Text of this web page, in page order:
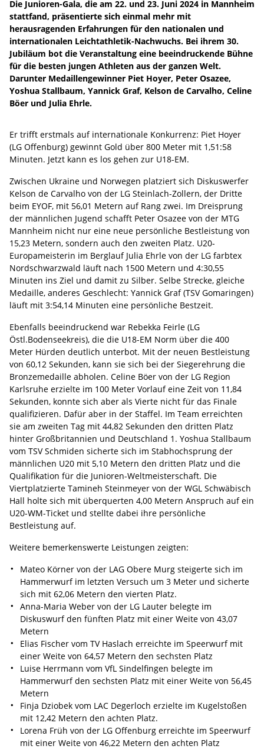
Die Junioren-Gala, die am 22. und 23. Juni 2024 in Mannheim
stattfand, präsentierte sich einmal mehr mit
herausragenden Erfahrungen für den nationalen und
internationalen Leichtathletik-Nachwuchs. Bei ihrem 30.
Jubiläum bot die Veranstaltung eine beeindruckende Bühne
für die besten jungen Athleten aus der ganzen Welt.
Darunter Medaillengewinner Piet Hoyer, Peter Osazee,
Yoshua Stallbaum, Yannick Graf, Kelson de Carvalho, Celine
Böer und Julia Ehrle.
Er trifft erstmals auf internationale Konkurrenz: Piet Hoyer
(LG Offenburg) gewinnt Gold über 800 Meter mit 1,51:58
Minuten. Jetzt kann es los gehen zur U18-EM.
Zwischen Ukraine und Norwegen platziert sich Diskuswerfer
Kelson de Carvalho von der LG Steinlach-Zollern, der Dritte
beim EYOF, mit 56,01 Metern auf Rang zwei. Im Dreisprung
der männlichen Jugend schafft Peter Osazee von der MTG
Mannheim nicht nur eine neue persönliche Bestleistung von
15,23 Metern, sondern auch den zweiten Platz. U20-
Europameisterin im Berglauf Julia Ehrle von der LG farbtex
Nordschwarzwald läuft nach 1500 Metern und 4:30,55
Minuten ins Ziel und damit zu Silber. Selbe Strecke, gleiche
Medaille, anderes Geschlecht: Yannick Graf (TSV Gomaringen)
läuft mit 3:54,14 Minuten eine persönliche Bestzeit.
Ebenfalls beeindruckend war Rebekka Feirle (LG
Östl.Bodenseekreis), die die U18-EM Norm über die 400
Meter Hürden deutlich unterbot. Mit der neuen Bestleistung
von 60,12 Sekunden, kann sie sich bei der Siegerehrung die
Bronzemedaille abholen. Celine Böer von der LG Region
Karlsruhe erzielte im 100 Meter Vorlauf eine Zeit von 11,84
Sekunden, konnte sich aber als Vierte nicht für das Finale
qualifizieren. Dafür aber in der Staffel. Im Team erreichten
sie am zweiten Tag mit 44,82 Sekunden den dritten Platz
hinter Großbritannien und Deutschland 1. Yoshua Stallbaum
vom TSV Schmiden sicherte sich im Stabhochsprung der
männlichen U20 mit 5,10 Metern den dritten Platz und die
Qualifikation für die Junioren-Weltmeisterschaft. Die
Viertplatzierte Tamineh Steinmeyer von der WGL Schwäbisch
Hall holte sich mit überquerten 4,00 Metern Anspruch auf ein
U20-WM-Ticket und stellte dabei ihre persönliche
Bestleistung auf.
Weitere bemerkenswerte Leistungen zeigten:
Mateo Körner von der LAG Obere Murg steigerte sich im
Hammerwurf im letzten Versuch um 3 Meter und sicherte
sich mit 62,06 Metern den vierten Platz.
Anna-Maria Weber von der LG Lauter belegte im
Diskuswurf den fünften Platz mit einer Weite von 43,07
Metern
Elias Fischer vom TV Haslach erreichte im Speerwurf mit
einer Weite von 64,57 Metern den sechsten Platz
Luise Herrmann vom VfL Sindelfingen belegte im
Hammerwurf den sechsten Platz mit einer Weite von 56,45
Metern
Finja Dziobek vom LAC Degerloch erzielte im Kugelstoßen
mit 12,42 Metern den achten Platz.
Lorena Früh von der LG Offenburg erreichte im Speerwurf
mit einer Weite von 46,22 Metern den achten Platz